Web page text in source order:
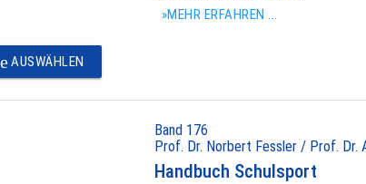
»MEHR ERFAHREN ...
AUSWÄHLEN
Band 176
Prof. Dr. Norbert Fessler / Prof. Dr.
Handbuch Schulsport